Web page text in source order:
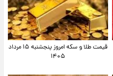
قیمت طلا و سکه امروز پنجشنبه ۱۵ مرداد
۱۴۰۵